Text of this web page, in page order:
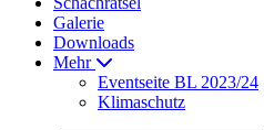
Galerie
Downloads
Mehr
Eventseite BL 2023/24
Klimaschutz